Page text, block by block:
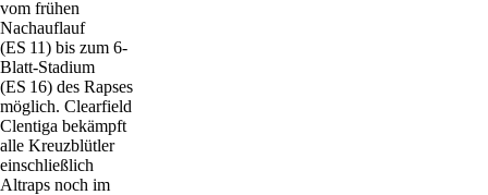
vom frühen
Nachauflauf
(ES 11) bis zum 6-
Blatt-Stadium
(ES 16) des Rapses
möglich. Clearfield
Clentiga bekämpft
alle Kreuzblütler
einschließlich
Altraps noch im